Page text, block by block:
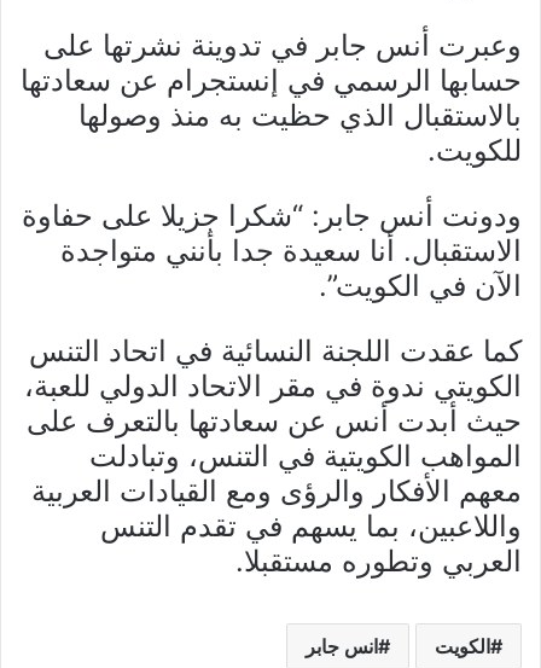
وعبرت أنس جابر في تدوينة نشرتها على
حسابها الرسمي في إنستجرام عن سعادتها
بالاستقبال الذي حظيت به منذ وصولها
للكويت.
ودونت أنس جابر: “شكرا جزيلا على حفاوة
الاستقبال. أنا سعيدة جدا بأنني متواجدة
الآن في الكويت”.
كما عقدت اللجنة النسائية في اتحاد التنس
الكويتي ندوة في مقر الاتحاد الدولي للعبة،
حيث أبدت أنس عن سعادتها بالتعرف على
المواهب الكويتية في التنس، وتبادلت
معهم الأفكار والرؤى ومع القيادات العربية
واللاعبين، بما يسهم في تقدم التنس
العربي وتطوره مستقبلا.
الكويت انس جابر